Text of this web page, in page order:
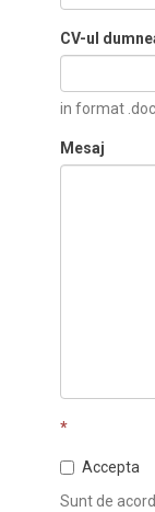
CV-ul
in format
Mesaj
*
Accepta
Sunt de